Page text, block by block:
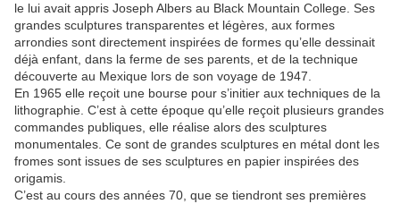
le lui avait appris Joseph Albers au Black Mountain College. Ses
grandes sculptures transparentes et légères, aux formes
arrondies sont directement inspirées de formes qu’elle dessinait
déjà enfant, dans la ferme de ses parents, et de la technique
découverte au Mexique lors de son voyage de 1947.
En 1965 elle reçoit une bourse pour s’initier aux techniques de la
lithographie. C’est à cette époque qu’elle reçoit plusieurs grandes
commandes publiques, elle réalise alors des sculptures
monumentales. Ce sont de grandes sculptures en métal dont les
fromes sont issues de ses sculptures en papier inspirées des
origamis.
C’est au cours des années 70, que se tiendront ses premières